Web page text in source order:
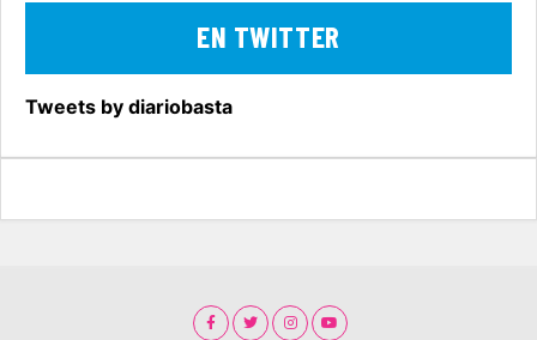
EN TWITTER
Tweets by diariobasta